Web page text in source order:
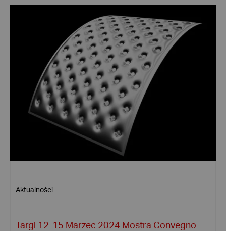
Aktualności
Targi 12-15 Marzec 2024 Mostra Convegno